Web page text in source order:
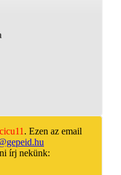
cicu11 . Ezen az email
írj nekünk: